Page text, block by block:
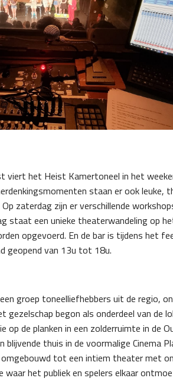
het Heist Kamertoneel in het
staan er ook leuke,
zaterdag zijn er verschillende
staat een unieke theaterwandeling op
opgevoerd. En de bar is tijdens het
geopend​​ van 13u tot 18u.
groep toneelliefhebbers uit de regio,
begon als onderdeel van de
de planken in een zolderruimte in de
thuis in de voormalige Cinema
tot een intiem theater met
het publiek en spelers elkaar